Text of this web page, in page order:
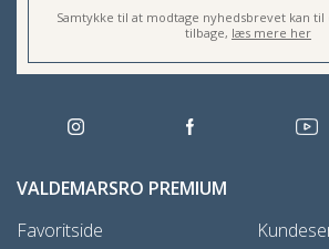
Samtykke til at modtage nyhedsbrevet kan
tilbage, læs mere her
VALDEMARSRO PREMIUM
Favoritside